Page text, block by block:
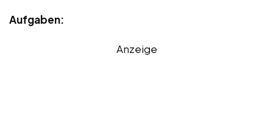
Aufgaben:
Anzeige